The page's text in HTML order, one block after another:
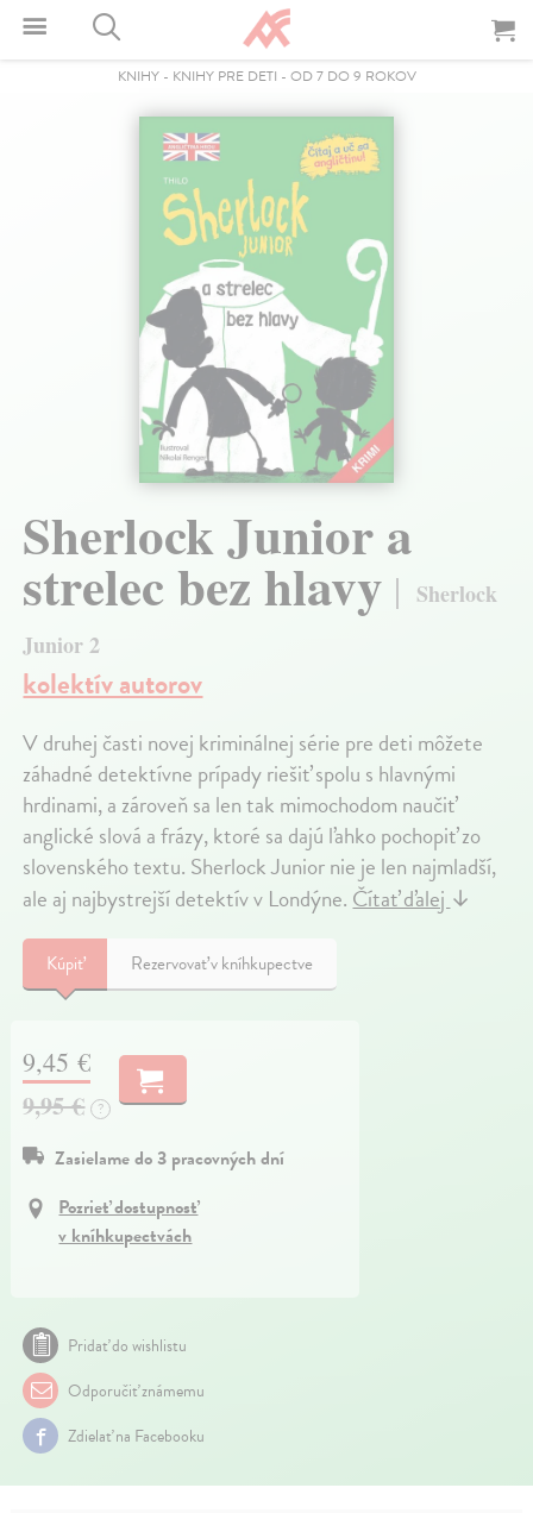
KNIHY- KNIHY PRE DETI - OD 7 DO 9 ROKOV
Sherlock Junior a
strelec bez hlavy
Sherlock
Junior 2
kolektív autorov
V druhej časti novej kriminálnej série pre deti môžete
záhadné detektívne prípady riešiť spolu s hlavnými
hrdinami, a zároveň sa len tak mimochodom naučiť
anglické slová a frázy, ktoré sa dajú ľahko pochopiť zo
slovenského textu. Sherlock Junior nie je len najmladší,
ale aj najbystrejší detektív v Londýne.Čítať ďalej↓
Kúpiť Rezervovať v kníhkupectve
9,45 €
9,95 € ?
Zasielame do 3 pracovných dní
Pozrieť dostupnosť
v kníhkupectvách
Pridať do wishlistu
Odporučiť známemu
Zdielať na Facebooku